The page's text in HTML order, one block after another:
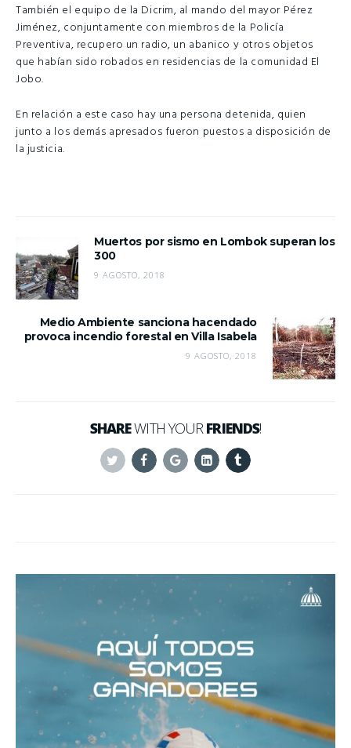
También el equipo de la Dicrim, al mando del mayor Pérez
Jiménez, conjuntamente con miembros de la Policía
Preventiva, recupero un radio, un abanico y otros objetos
que habían sido robados en residencias de la comunidad El
Jobo.
En relación a este caso hay una persona detenida, quien
junto a los demás apresados fueron puestos a disposición de
la justicia.
Muertos por sismo en Lombok superan los
300
9 AGOSTO, 2018
Medio Ambiente sanciona hacendado
provoca incendio forestal en Villa Isabela
9 AGOSTO, 2018
SHAREWITH YOURFRIENDS!